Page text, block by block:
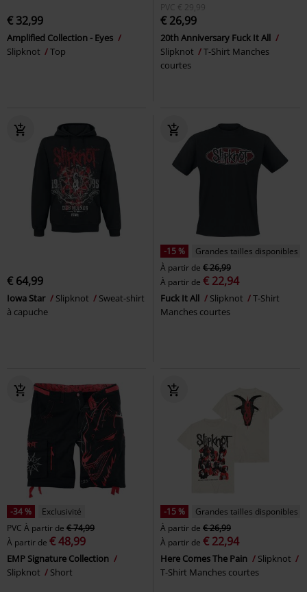
€ 32,99
Amplified Collection - Eyes
Slipknot
Top
PVC € 29,99
€ 26,99
20th Anniversary Fuck It All
Slipknot
T-Shirt Manches
courtes
€ 64,99
Iowa Star Slipknot
Sweat-shirt
à capuche
-15 %
Grandes tailles disponibles
À partir de € 26,99
À partir de € 22,94
Fuck It All Slipknot
T-Shirt
Manches courtes
-34 %
Exclusivité
PVC À partir de € 74,99
À partir de € 48,99
EMP Signature Collection
Slipknot
Short
-15 %
Grandes tailles disponibles
À partir de € 26,99
À partir de € 22,94
Here Comes The Pain
Slipknot
T-Shirt Manches courtes